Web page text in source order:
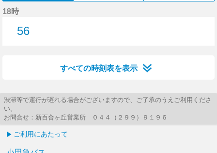
18時
56
すべての時刻表を表示
渋滞等で運行が遅れる場合がございますので、ご了承のうえご利用くださ
い。
お問合せ：新百合ヶ丘営業所 ０４４（２９９）９１９６
ご利用にあたって